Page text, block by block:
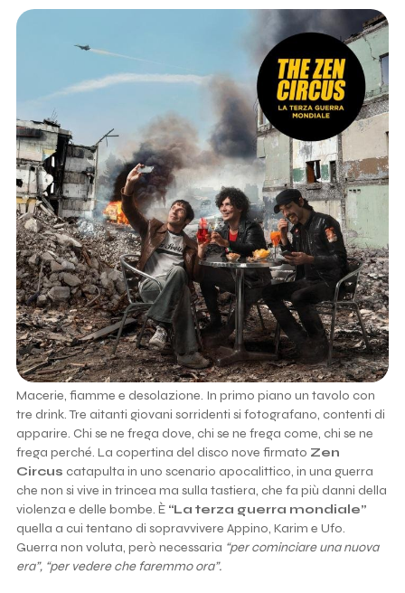
Macerie, fiamme e desolazione. In primo piano un tavolo con
tre drink. Tre aitanti giovani sorridenti si fotografano, contenti di
apparire. Chi se ne frega dove, chi se ne frega come, chi se ne
frega perché. La copertina del disco nove firmato Zen
Circus catapulta in uno scenario apocalittico, in una guerra
che non si vive in trincea ma sulla tastiera, che fa più danni della
violenza e delle bombe. È “La terza guerra mondiale”
quella a cui tentano di sopravvivere Appino, Karim e Ufo.
Guerra non voluta, però necessaria “per cominciare una nuova
era”, “per vedere che faremmo ora”.